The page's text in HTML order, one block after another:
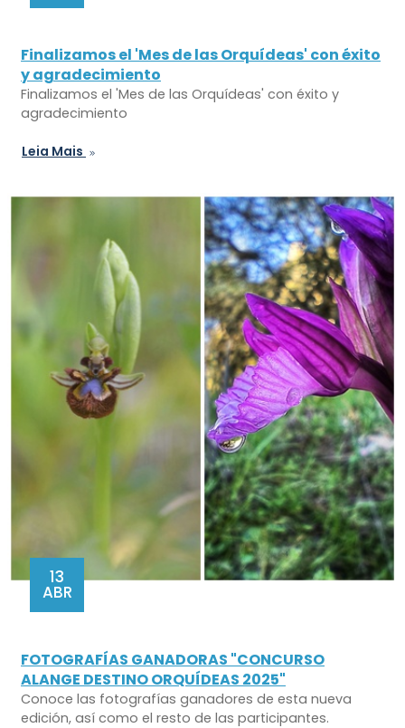
Finalizamos el 'Mes de las Orquídeas' con éxito
y agradecimiento
Finalizamos el 'Mes de las Orquídeas' con éxito y
agradecimiento
Leia Mais
13
ABR
FOTOGRAFÍAS GANADORAS "CONCURSO
ALANGE DESTINO ORQUÍDEAS 2025"
Conoce las fotografías ganadores de esta nueva
edición, así como el resto de las participantes.